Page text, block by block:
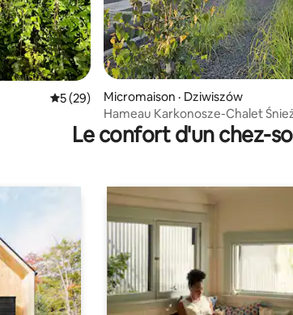
Note moyenne de 5 sur 5, 29 commentaires
5 (29)
Micromaison · Dziwiszów
Hameau Karkonosze-Chalet
avec jacuzzi
Le confort d'un chez-